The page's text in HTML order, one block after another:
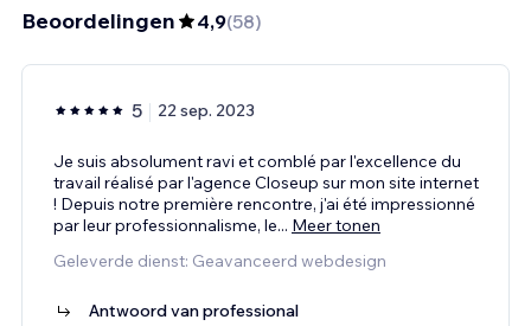
Beoordelingen 4,9(58)
5 22 sep. 2023
Je suis absolument ravi et comblé par l'excellence du
travail réalisé par l'agence Closeup sur mon site internet
! Depuis notre première rencontre, j'ai été impressionné
par leur professionnalisme, le... Meer tonen
Geleverde dienst: Geavanceerd webdesign
Antwoord van professional